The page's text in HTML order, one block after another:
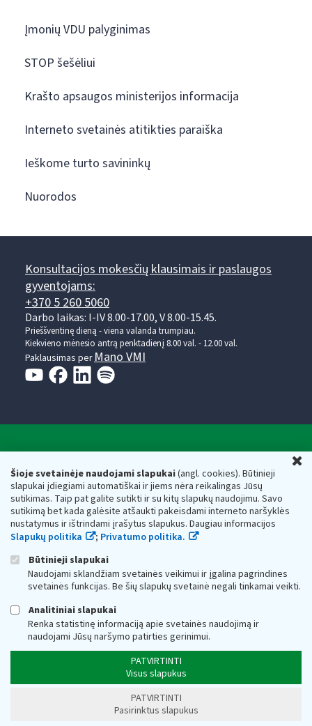
Šioje svetainėje naudojami slapukai(angl. cookies). Būtinieji
slapukai įdiegiami automatiškai ir jiems nėra reikalingas Jūsų
sutikimas. Taip pat galite sutikti ir su kitų slapukų naudojimu. Savo
sutikimą bet kada galėsite atšaukti pakeisdami interneto naršyklės
nustatymus ir ištrindami įrašytus slapukus. Daugiau informacijos
Slapukų politika
; Privatumo politika.
Būtinieji slapukai
Naudojami sklandžiam svetainės veikimui ir įgalina pagrindines
svetainės funkcijas. Be šių slapukų svetainė negali tinkamai veikti.
Analitiniai slapukai
Renka statistinę informaciją apie svetainės naudojimą ir
naudojami Jūsų naršymo patirties gerinimui.
PATVIRTINTI
Visus slapukus
PATVIRTINTI
Pasirinktus slapukus
Įmonių VDU palyginimas
STOP šešėliui
Krašto apsaugos ministerijos informacija
Interneto svetainės atitikties paraiška
Ieškome turto savininkų
Nuorodos
Konsultacijos mokesčių klausimais ir paslaugos
gyventojams:
+370 5 260 5060
Darbo laikas: I-IV 8.00-17.00, V 8.00-15.45.
Prieššventinę dieną - viena valanda trumpiau.
Kiekvieno mėnesio antrą penktadienį 8.00 val. - 12.00 val.
Paklausimas perMano VMI
Valstybinė mokesčių inspekcija prie Lietuvos
Respublikos finansų ministerijos
Biudžetinė įstaiga. Juridinio asmens kodas — 188659752,
adresas: Vasario 16-osios g. 14, 01107 Vilnius, Lietuva, el.paštas:
vmi@vmi.lt , E. pristatymo dėžutės adresas 188659752
Duomenys apie Valstybinę mokesčių inspekciją prie Lietuvos
Respublikos finansų ministerijos kaupiami ir saugomi Juridinių